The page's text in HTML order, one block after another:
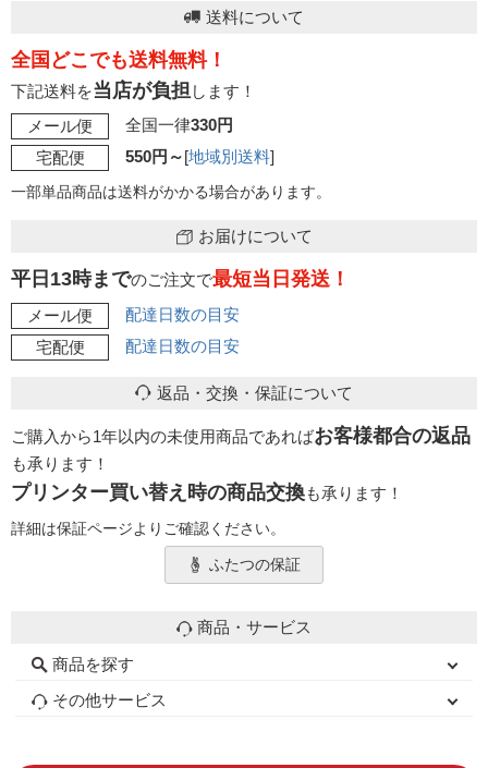
送料について
全国どこでも送料無料！
下記送料を当店が負担 します！
メール便
全国一律330円
宅配便
550円～[地域別送料]
一部単品商品は送料がかかる場合があります。
お届けについて
平日13時までのご注文で最短当日発送！
メール便
配達日数の目安
宅配便
配達日数の目安
返品・交換・保証について
ご購入から1年以内の未使用商品であればお客様都合の返品
も承ります！
プリンター買い替え時の商品交換も承ります！
詳細は保証ページよりご確認ください。
ふたつの保証
商品・サービス
商品を探す
初心者用セット
キャノンインク
エプソンインク
ブラザーインク
詰め替えインク
互換インクボトル
互換インクカートリッジ
再生インクカートリッジ
トナーカートリッジ
その他サービス